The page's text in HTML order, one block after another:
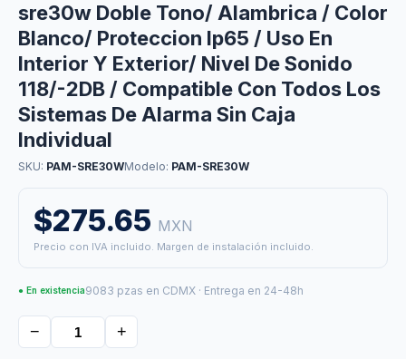
sre30w Doble Tono/ Alambrica / Color
Blanco/ Proteccion Ip65 / Uso En
Interior Y Exterior/ Nivel De Sonido
118/-2DB / Compatible Con Todos Los
Sistemas De Alarma Sin Caja
Individual
SKU: PAM-SRE30WModelo: PAM-SRE30W
$275.65 MXN
Precio con IVA incluido. Margen de instalación incluido.
● En existencia9083 pzas en CDMX · Entrega en 24-48h
− +